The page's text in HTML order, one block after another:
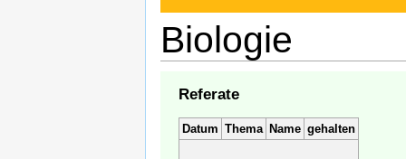
Biologie
Referate
Datum Thema Name gehalten